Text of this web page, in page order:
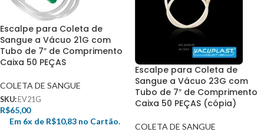
Escalpe para Coleta de
Sangue a Vácuo 21G com
Tubo de 7″ de Comprimento
Caixa 50 PEÇAS
COLETA DE SANGUE
SKU: EV21G
R$65,00
Em 6x de R$10,83 no Cartão.
Escalpe para Coleta de
Sangue a Vácuo 23G com
Tubo de 7″ de Comprimento
Caixa 50 PEÇAS (cópia)
COLETA DE SANGUE